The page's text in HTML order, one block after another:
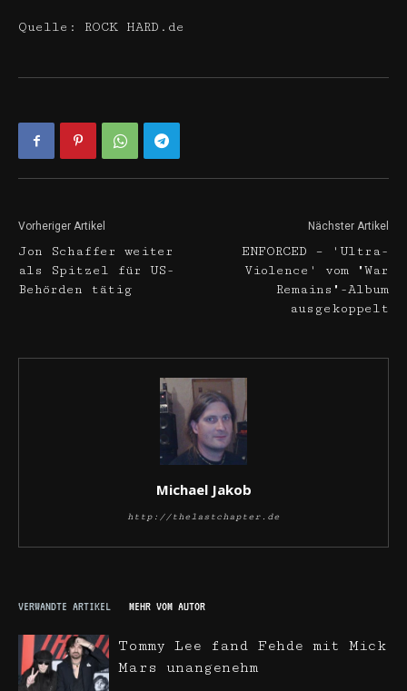
Quelle: ROCK HARD.de
Vorheriger Artikel
Jon Schaffer weiter
als Spitzel für US-
Behörden tätig
Nächster Artikel
ENFORCED – 'Ultra-
Violence' vom "War
Remains"-Album
ausgekoppelt
Michael Jakob
http://thelastchapter.de
VERWANDTE ARTIKEL MEHR VOM AUTOR
Tommy Lee fand Fehde mit Mick
Mars unangenehm